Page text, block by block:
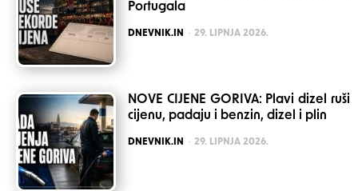
Portugala
POSTED
DNEVNIK.IN 29. LIPNJA 2026.
NOVE CIJENE GORIVA: Plavi dizel ruši
cijenu, padaju i benzin, dizel i plin
POSTED
DNEVNIK.IN 29. LIPNJA 2026.